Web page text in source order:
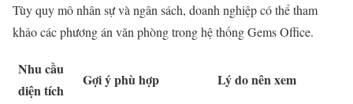
Tùy quy mô nhân sự và ngân sách, doanh nghiệp có thể tham
khảo các phương án văn phòng trong hệ thống Gems Office.
Nhu cầu
diện tích
Gợi ý phù hợp Lý do nên xem